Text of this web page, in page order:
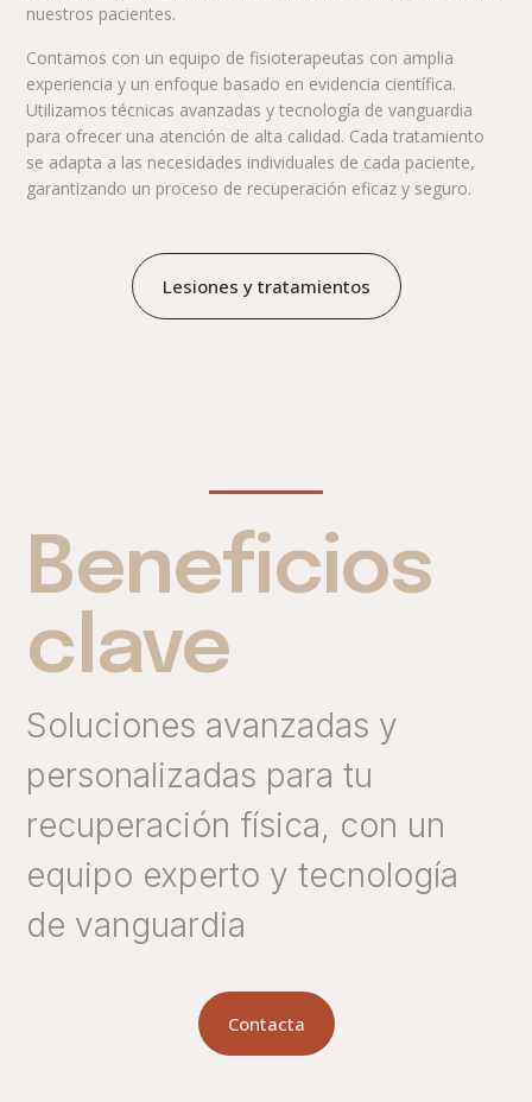
nuestros pacientes.
Contamos con un equipo de fisioterapeutas con amplia
experiencia y un enfoque basado en evidencia científica.
Utilizamos técnicas avanzadas y tecnología de vanguardia
para ofrecer una atención de alta calidad. Cada tratamiento
se adapta a las necesidades individuales de cada paciente,
garantizando un proceso de recuperación eficaz y seguro.
Lesiones y tratamientos
Beneficios
clave
Soluciones avanzadas y
personalizadas para tu
recuperación física, con un
equipo experto y tecnología
de vanguardia
Contacta